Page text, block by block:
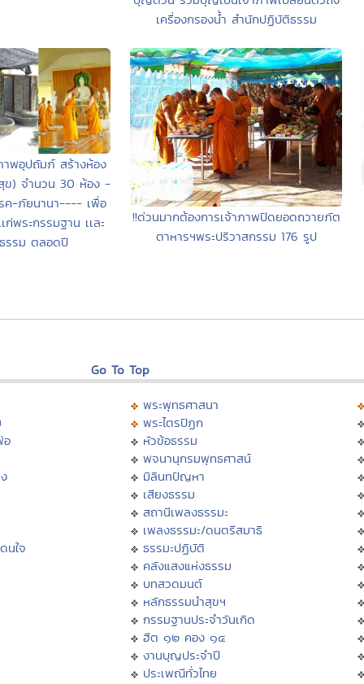
เครื่องกรองน้ำ สำนักปฏิบัติธรรม
าพอุปถัมภ์ สร้างห้อง
ข) จำนวน 30 ห้อง -
ค-ภัยนานา---- เพื่อ
ก่พระกรรมฐาน เเละ
รรม ตลอดปี
!!ด่วนมากต้องการเจ้าภาพปิดยอดถวายภัต
ตาหารฯพระปริวาสกรรม 176 รูป
Go To Top
อ
นใจ
พระพุทธศาสนา
พระไตรปิฏก
หัวข้อธรรม
พจนานุกรมพุทธศาสน์
มิลินทปัญหา
เสียงธรรม
สถานีเพลงธรรมะ
เพลงธรรมะ/ดนตรีสมาธิ
ธรรมะปฏิบัติ
คลังแสงแห่งธรรม
บทสวดมนต์
หลักธรรมนำสุขฯ
กรรมฐานประจำวันเกิด
ฮีต ๑๒ คอง ๑๔
งานบุญประจำปี
ประเพณีทั่วไทย